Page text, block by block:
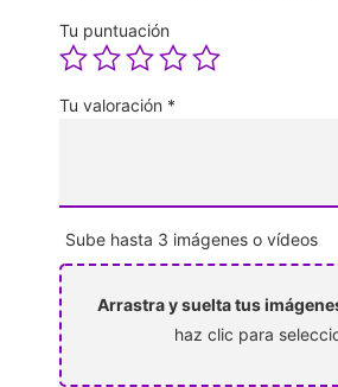
Tu puntuación
Tu valoración *
Sube hasta 3 imágenes o vídeos
Arrastra y suelta tus
haz clic para